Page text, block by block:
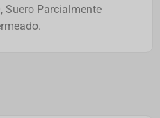
Suero Parcialmente